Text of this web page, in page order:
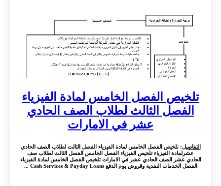
تلخيص الفصل الخامس لمادة الفيزياء
الفصل الثالث لطلاب الصف الحادي
عشر في الامارات
التفاصيل: تلخيص الفصل الخامس لمادة الفيزياء الفصل الثالث لطلاب الصف الحادي
عشرلمادة الفيزياء تلخيص الفيزياء الفصل الخامس الفصل الثالث لطلاب صف
الحادي عشر الصف الحادي عشر في الامارات تلخيص الفصل الخامس لمادة الفيزياء
الفصل الخدمات النقدية وقروض يوم الدفع Cash Services & Payday Loans ...